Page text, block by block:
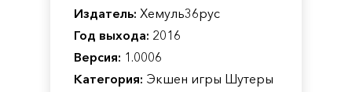
Издатель: Хемуль36рус
Год выхода: 2016
Версия: 1.0006
Категория: Экшен игры Шутеры